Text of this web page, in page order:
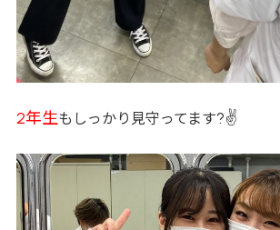
2年生もしっかり見守ってます?✌